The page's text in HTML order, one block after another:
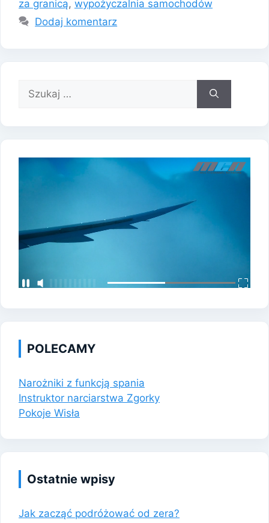
za granicą, wypożyczalnia samochodów
Dodaj komentarz
POLECAMY
Narożniki z funkcją spania
Instruktor narciarstwa Zgorky
Pokoje Wisła
Ostatnie wpisy
Jak zacząć podróżować od zera?